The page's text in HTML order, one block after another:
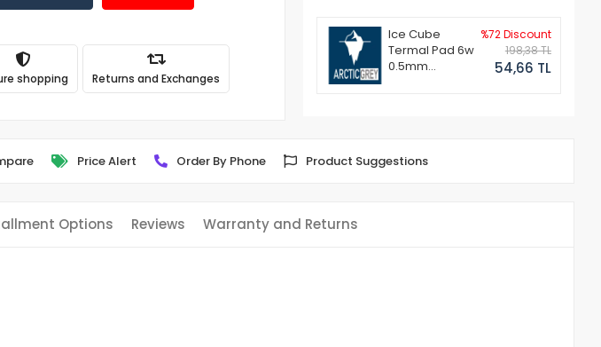
shopping Returns and Exchanges
Ice Cube
Termal Pad 6w
0.5mm
%72 Discount
198,38 TL
54,66 TL
Price Alert Order By Phone Product Suggestions
Options Reviews Warranty and Returns